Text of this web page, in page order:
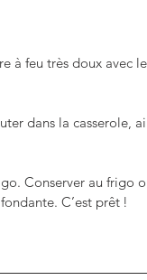
à feu très doux avec
dans la casserole,
Conserver au frigo
C’est prêt !